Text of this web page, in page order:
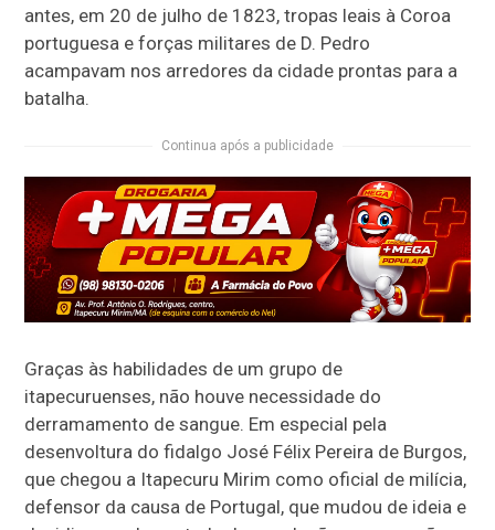
antes, em 20 de julho de 1823, tropas leais à Coroa
portuguesa e forças militares de D. Pedro
acampavam nos arredores da cidade prontas para a
batalha.
Continua após a publicidade
Graças às habilidades de um grupo de
itapecuruenses, não houve necessidade do
derramamento de sangue. Em especial pela
desenvoltura do fidalgo José Félix Pereira de Burgos,
que chegou a Itapecuru Mirim como oficial de milícia,
defensor da causa de Portugal, que mudou de ideia e